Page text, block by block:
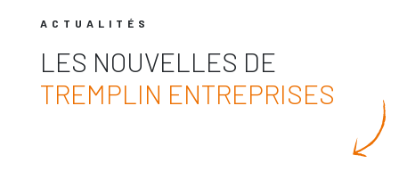
ACTUALITÉS
LES NOUVELLES DE
TREMPLIN ENTREPRISES